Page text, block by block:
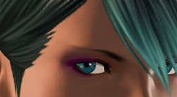
マスク
フルフェイス